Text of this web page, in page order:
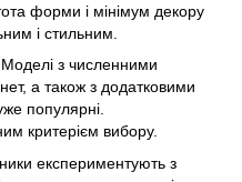
форми і мінімум декору
і стильним.
Моделі з численними
а також з додатковими
популярні.
критерієм вибору.
експериментують з